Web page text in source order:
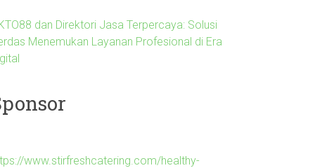
dan Direktori Jasa Terpercaya: Solusi
Menemukan Layanan Profesional di Era
www.stirfreshcatering.com/healthy-